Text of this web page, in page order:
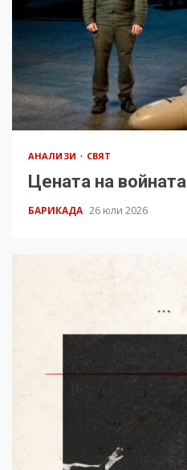
АНАЛИЗИ СВЯТ
Цената на войната
БАРИКАДА 26 юли 2026